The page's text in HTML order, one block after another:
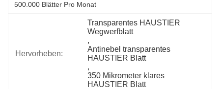
500.000 Blätter Pro Monat
Hervorheben:
Transparentes HAUSTIER
Wegwerfblatt
,
Antinebel transparentes
HAUSTIER Blatt
,
350 Mikrometer klares
HAUSTIER Blatt